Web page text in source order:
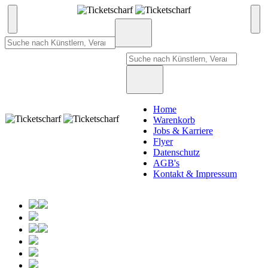
Home
Warenkorb
Jobs & Karriere
Flyer
Datenschutz
AGB's
Kontakt & Impressum